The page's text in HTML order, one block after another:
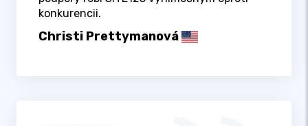
konkurencii.
Christi Prettymanová